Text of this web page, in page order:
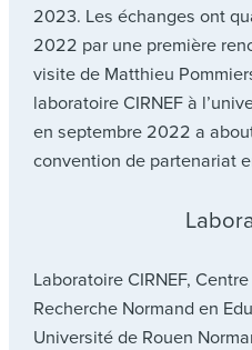
2023. Les échanges ont
2022 par une première
visite de Matthieu
laboratoire CIRNEF à
en septembre 2022 a
convention de partenariat
Laboratoire CIRNEF,
Recherche Normand en
Université de Rouen